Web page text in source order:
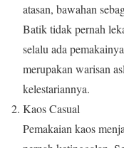
atasan, bawahan
Batik tidak pernah
selalu ada
merupakan warisan
kelestariannya.
Kaos Casual
Pemakaian kaos